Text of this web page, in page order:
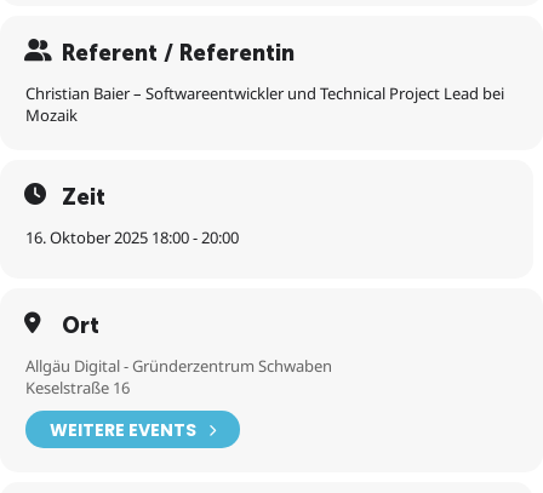
Software bauen kann, um es leichter zu machen, Codes ohne Fehler
Übrigens: Es gibt Free Pizza 🍕!
Referent / Referentin
Christian Baier – Softwareentwickler und Technical Project Lead bei
Mozaik
Zeit
16. Oktober 2025 18:00 - 20:00
Ort
Allgäu Digital - Gründerzentrum Schwaben
Keselstraße 16
WEITERE EVENTS